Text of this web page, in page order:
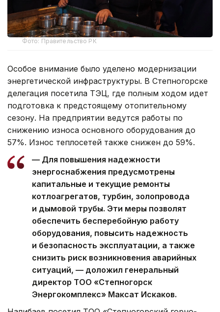
Фото: Правительство РК
Особое внимание было уделено модернизации
энергетической инфраструктуры. В Степногорске
делегация посетила ТЭЦ, где полным ходом идет
подготовка к предстоящему отопительному
сезону. На предприятии ведутся работы по
снижению износа основного оборудования до
57%. Износ теплосетей также снижен до 59%.
— Для повышения надежности
энергоснабжения предусмотрены
капитальные и текущие ремонты
котлоагрегатов, турбин, золопровода
и дымовой трубы. Эти меры позволят
обеспечить бесперебойную работу
оборудования, повысить надежность
и безопасность эксплуатации, а также
снизить риск возникновения аварийных
ситуаций, — доложил генеральный
директор ТОО «Степногорск
Энергокомплекс» Максат Искаков.